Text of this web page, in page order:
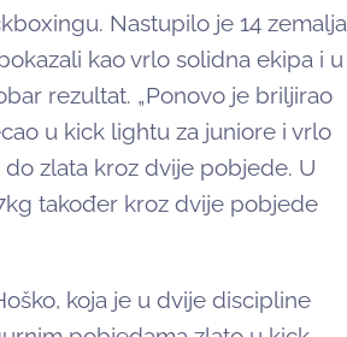
Nastupilo je 14 zemalja
kao vrlo solidna ekipa i u
rezultat. „Ponovo je briljirao
u kick lightu za juniore i vrlo
zlata kroz dvije pobjede. U
također kroz dvije pobjede
koja je u dvije discipline